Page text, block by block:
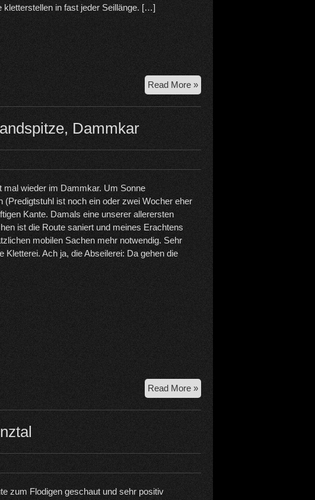
kletterstellen in fast jeder Seillänge. […]
Read More »Walk
to
Paradise
–
Drachenkopf
Dammkar
mal wieder im Dammkar. Um Sonne
(Predigtstuhl ist noch ein oder zwei Wocher eher
Kante. Damals eine unserer allerersten
ist die Route saniert und meines Erachtens
mobilen Sachen mehr notwendig. Sehr
Kletterei. Ach ja, die Abseilerei: Da gehen die
Read More »25.5.26
Luftige
Kante,
zum Flodigen geschaut und sehr positiv